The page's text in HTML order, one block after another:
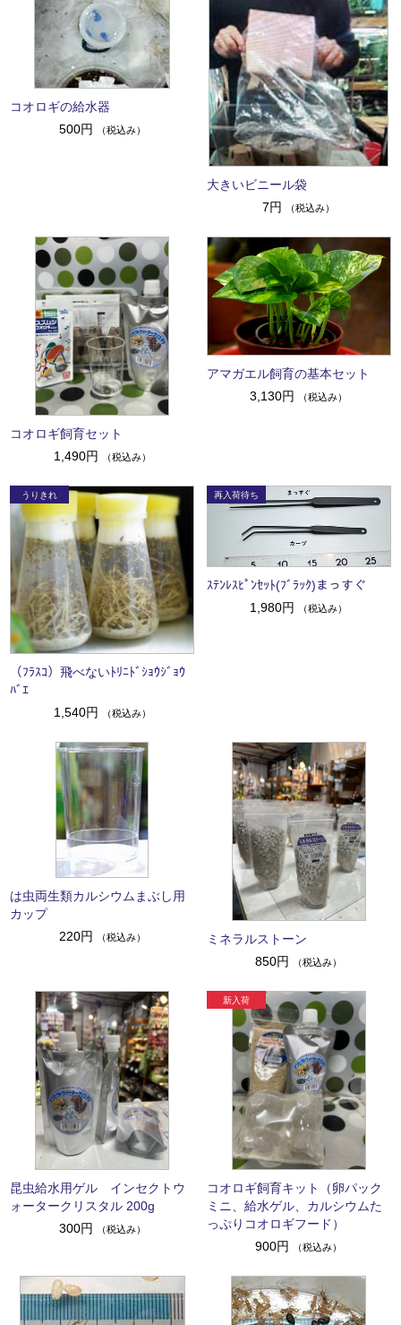
コオロギの給水器
500円
（税込み）
大きいビニール袋
7円
（税込み）
コオロギ飼育セット
1,490円
（税込み）
アマガエル飼育の基本セット
3,130円
（税込み）
（ﾌﾗｽｺ）飛べないﾄﾘﾆﾄﾞｼｮｳｼﾞｮｳ
ﾊﾞｴ
1,540円
（税込み）
ｽﾃﾝﾚｽﾋﾟﾝｾｯﾄ(ﾌﾞﾗｯｸ)まっすぐ
1,980円
（税込み）
は虫両生類カルシウムまぶし用
カップ
220円
（税込み）
ミネラルストーン
850円
（税込み）
昆虫給水用ゲル インセクトウ
ォータークリスタル 200g
300円
（税込み）
コオロギ飼育キット（卵パック
ミニ、給水ゲル、カルシウムた
っぷりコオロギフード）
900円
（税込み）